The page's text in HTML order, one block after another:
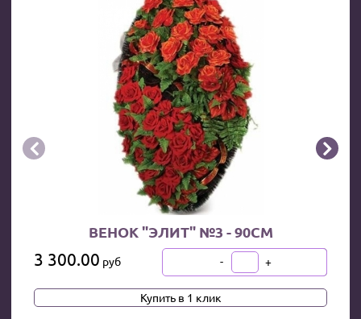
ВЕНОК "ЭЛИТ" №3 - 90СМ
3 300.00 руб В КОРЗИНУ
- +
Купить в 1 клик
 